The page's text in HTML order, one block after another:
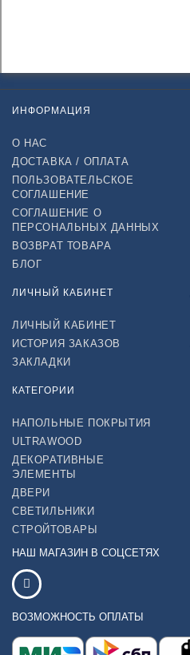
ИНФОРМАЦИЯ
О НАС
ДОСТАВКА / ОПЛАТА
ПОЛЬЗОВАТЕЛЬСКОЕ
СОГЛАШЕНИЕ
СОГЛАШЕНИЕ О
ПЕРСОНАЛЬНЫХ ДАННЫХ
ВОЗВРАТ ТОВАРА
БЛОГ
ЛИЧНЫЙ КАБИНЕТ
ЛИЧНЫЙ КАБИНЕТ
ИСТОРИЯ ЗАКАЗОВ
ЗАКЛАДКИ
КАТЕГОРИИ
НАПОЛЬНЫЕ ПОКРЫТИЯ
ULTRAWOOD
ДЕКОРАТИВНЫЕ
ЭЛЕМЕНТЫ
ДВЕРИ
СВЕТИЛЬНИКИ
СТРОЙТОВАРЫ
НАШ МАГАЗИН В СОЦСЕТЯХ
ВОЗМОЖНОСТЬ ОПЛАТЫ